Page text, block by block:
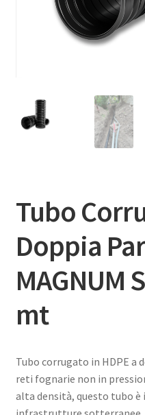
Tubo
Doppia
MAGNUM
mt
Tubo corrugato in HDPE
reti fognarie non in
alta densità, questo tubo